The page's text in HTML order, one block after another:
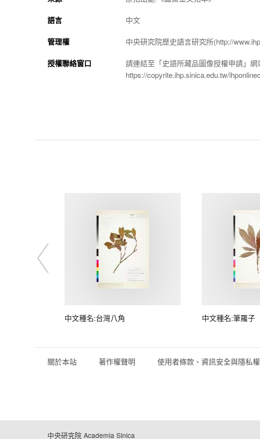
語言 中文
管理權 中央研究院歷史語言研究所(http://
授權聯絡窗口
請連結至「史語所藏品圖像授權申請」網
https://copyrite.ihp.sinica.edu.tw/
中文種名:台灣八角 中文種名:筆羅子
關於本站 著作權聲明 使用者條款、資訊安全與隱私
中央研究院 Academia Sinica